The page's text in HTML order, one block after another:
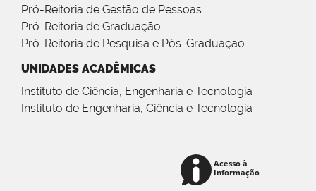
Pró-Reitoria de Gestão de Pessoas
Pró-Reitoria de Graduação
Pró-Reitoria de Pesquisa e Pós-Graduação
UNIDADES ACADÊMICAS
Instituto de Ciência, Engenharia e Tecnologia
Instituto de Engenharia, Ciência e Tecnologia